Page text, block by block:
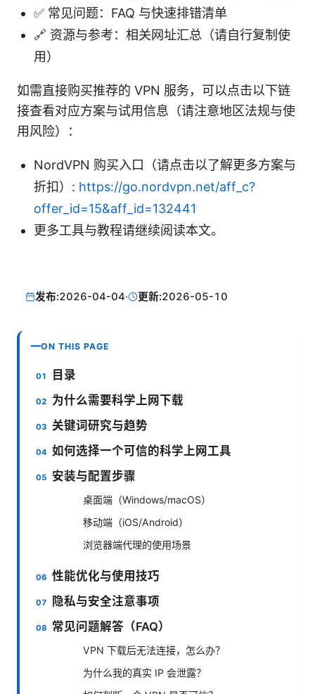
✅ 常见问题：FAQ 与快速排错清单
🔗 资源与参考：相关网址汇总（请自行复制使
用）
如需直接购买推荐的 VPN 服务，可以点击以下链
接查看对应方案与试用信息（请注意地区法规与使
用风险）：
NordVPN 购买入口（请点击以了解更多方案与
折扣）: https://go.nordvpn.net/aff_c?
offer_id=15&aff_id=132441
更多工具与教程请继续阅读本文。
发布:2026-04-04· 更新:2026-05-10
ON THIS PAGE
目录
为什么需要科学上网下载
关键词研究与趋势
如何选择一个可信的科学上网工具
安装与配置步骤
桌面端（Windows/macOS）
移动端（iOS/Android）
浏览器端代理的使用场景
性能优化与使用技巧
隐私与安全注意事项
常见问题解答（FAQ）
VPN 下载后无法连接，怎么办？
为什么我的真实 IP 会泄露？